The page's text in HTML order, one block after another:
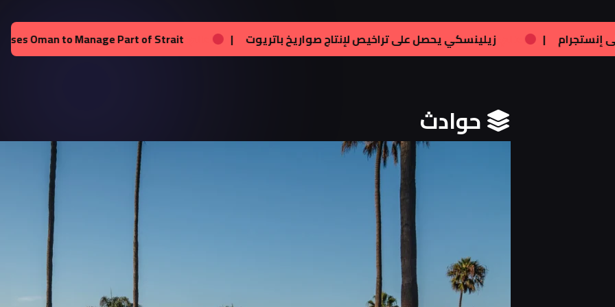
| فنون:تامر هجرس يشارك بصورته الجديدة على إنستجرام | عالم: زيلينسكي يحصل على تراخيص لإنتاج
حوادث